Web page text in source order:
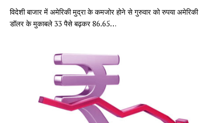
विदेशी बाजार में अमेरिकी मुद्रा के कमजोर होने से गुरुवार को रुपया अमेरिकी
डॉलर के मुकाबले 33 पैसे बढ़कर 86.65…